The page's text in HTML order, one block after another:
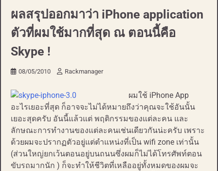
ผลสรุปออกมาว่า iPhone application
ตัวที่ผมใช้มากที่สุด ณ ตอนนี้คือ
Skype !
08/05/2010 Rackmanager
ผมใช้ iPhone App
อะไรเยอะที่สุด ก็อาจจะไม่ได้หมายถึงว่าคุณจะใช้อันนั้น
เยอะสุดครับ อันนี้แล้วแต่ พฤติกรรมของแต่ละคน และ
ลักษณะการทำงานของแต่ละคนเช่นเดียวกันน่ะครับ เพราะ
ด้วยผมจะปรากฏตัวอยู่แต่ตำแหน่งที่เป็น wifi zone เท่านั้น
(ส่วนใหญ่ยกเว้นตอนอยู่บนถนนซึ่งผมก็ไม่ได้โทรศัพท์ตอน
ขับรถมากนัก ) ก็จะทำให้ชีวิตที่เหลืออยู่ทั้งหมดของผมจะ